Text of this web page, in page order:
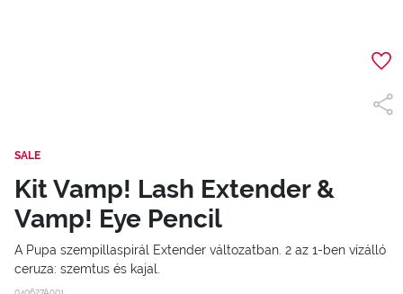
SALE
Kit Vamp! Lash Extender &
Vamp! Eye Pencil
A Pupa szempillaspirál Extender változatban. 2 az 1-ben vízálló
ceruza: szemtus és kajal.